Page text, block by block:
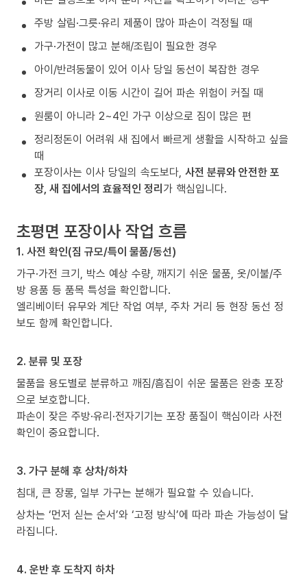
주방 살림·그릇·유리 제품이 많아 파손이 걱정될 때
가구·가전이 많고 분해/조립이 필요한 경우
아이/반려동물이 있어 이사 당일 동선이 복잡한 경우
장거리 이사로 이동 시간이 길어 파손 위험이 커질 때
원룸이 아니라 2~4인 가구 이상으로 짐이 많은 편
정리정돈이 어려워 새 집에서 빠르게 생활을 시작하고 싶을
때
포장이사는 이사 당일의 속도보다, 사전 분류와 안전한 포
장, 새 집에서의 효율적인 정리가 핵심입니다.
초평면 포장이사 작업 흐름
1. 사전 확인(짐 규모/특이 물품/동선)
가구·가전 크기, 박스 예상 수량, 깨지기 쉬운 물품, 옷/이불/주
방 용품 등 품목 특성을 확인합니다.
엘리베이터 유무와 계단 작업 여부, 주차 거리 등 현장 동선 정
보도 함께 확인합니다.
2. 분류 및 포장
물품을 용도별로 분류하고 깨짐/흠집이 쉬운 물품은 완충 포장
으로 보호합니다.
파손이 잦은 주방·유리·전자기기는 포장 품질이 핵심이라 사전
확인이 중요합니다.
3. 가구 분해 후 상차/하차
침대, 큰 장롱, 일부 가구는 분해가 필요할 수 있습니다.
상차는 ‘먼저 싣는 순서’와 ‘고정 방식’에 따라 파손 가능성이 달
라집니다.
4. 운반 후 도착지 하차